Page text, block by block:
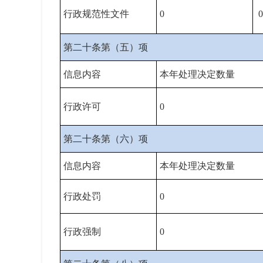
行政规范性文件 0 0
第二十条第（五）项
信息内容 本年处理决定数量
行政许可 0
第二十条第（六）项
信息内容 本年处理决定数量
行政处罚 0
行政强制 0